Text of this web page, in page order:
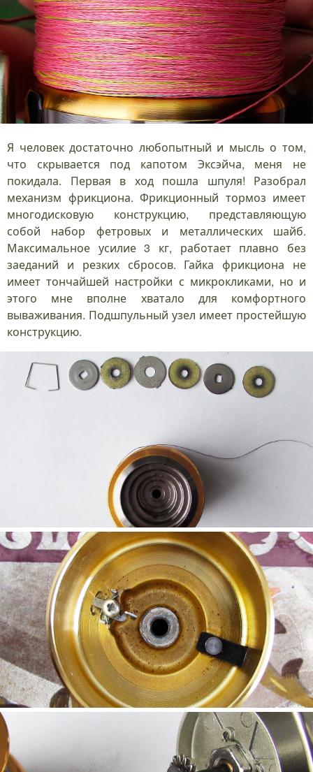
Я человек достаточно любопытный и мысль о том,
что скрывается под капотом Эксэйча, меня не
покидала. Первая в ход пошла шпуля! Разобрал
механизм фрикциона. Фрикционный тормоз имеет
многодисковую конструкцию, представляющую
собой набор фетровых и металлических шайб.
Максимальное усилие 3 кг, работает плавно без
заеданий и резких сбросов. Гайка фрикциона не
имеет тончайшей настройки с микрокликами, но и
этого мне вполне хватало для комфортного
вываживания. Подшпульный узел имеет простейшую
конструкцию.